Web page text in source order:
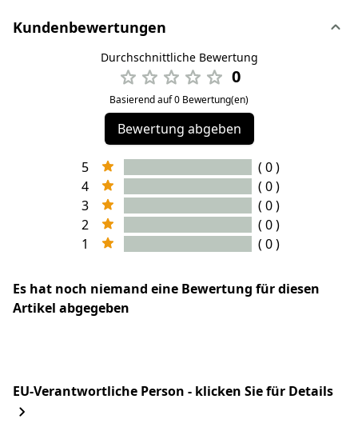
Kundenbewertungen
Durchschnittliche Bewertung
0
Basierend auf 0 Bewertung(en)
Bewertung abgeben
5
( 0 )
4
( 0 )
3
( 0 )
2
( 0 )
1
( 0 )
Es hat noch niemand eine Bewertung für diesen
Artikel abgegeben
EU-Verantwortliche Person - klicken Sie für Details